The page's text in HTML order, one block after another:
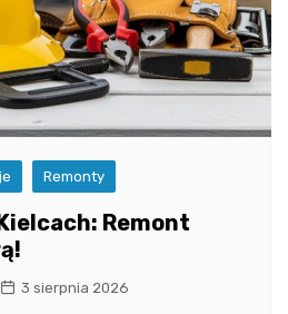
Remonty
Remont
3 sierpnia 2026